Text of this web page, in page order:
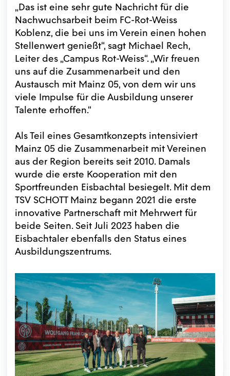
„Das ist eine sehr gute Nachricht für die
Nachwuchsarbeit beim FC-Rot-Weiss
Koblenz, die bei uns im Verein einen hohen
Stellenwert genießt“, sagt Michael Rech,
Leiter des „Campus Rot-Weiss“. „Wir freuen
uns auf die Zusammenarbeit und den
Austausch mit Mainz 05, von dem wir uns
viele Impulse für die Ausbildung unserer
Talente erhoffen.“
Als Teil eines Gesamtkonzepts intensiviert
Mainz 05 die Zusammenarbeit mit Vereinen
aus der Region bereits seit 2010. Damals
wurde die erste Kooperation mit den
Sportfreunden Eisbachtal besiegelt. Mit dem
TSV SCHOTT Mainz begann 2021 die erste
innovative Partnerschaft mit Mehrwert für
beide Seiten. Seit Juli 2023 haben die
Eisbachtaler ebenfalls den Status eines
Ausbildungszentrums.